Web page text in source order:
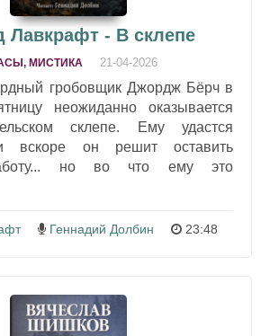
Лавкрафт - В склепе
МИСТИКА 21-04-2026
гробовщик Джордж Бёрч в
неожиданно оказывается
склепе. Ему удастся
вскоре он решит оставить
но во что ему это
Геннадий Долбин 23:48